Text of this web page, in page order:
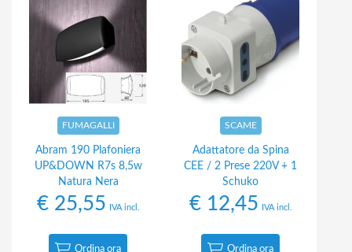
FUMAGALLI
Abram 190 Plafoniera
UP&DOWN R7s 8,5w
Natura Nera
€25,55 IVA incl.
Ordina ora
SCAME
Adattatore da Spina
CEE / 2 Prese 220V + 1
Schuko
€12,45 IVA incl.
Ordina ora